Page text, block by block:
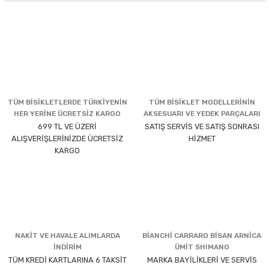
TÜM BİSİKLETLERDE TÜRKİYENİN
HER YERİNE ÜCRETSİZ KARGO
699 TL VE ÜZERİ
ALIŞVERİŞLERİNİZDE ÜCRETSİZ
KARGO
TÜM BİSİKLET MODELLERİNİN
AKSESUARI VE YEDEK PARÇALARI
SATIŞ SERVİS VE SATIŞ SONRASI
HİZMET
NAKİT VE HAVALE ALIMLARDA
İNDİRİM
TÜM KREDİ KARTLARINA 6 TAKSİT
BİANCHİ CARRARO BİSAN ARNİCA
ÜMİT SHIMANO
MARKA BAYİLİKLERİ VE SERVİS